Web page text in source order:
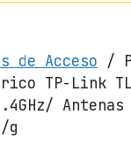
de Acceso /
TP-Link TL-
g